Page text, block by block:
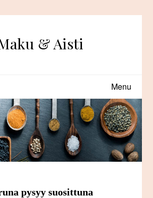
& Aisti
Menu
pysyy suosittuna